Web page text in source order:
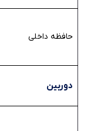
حافظه داخلی
دوربین